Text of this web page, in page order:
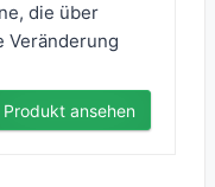
die über
Veränderung
Produkt ansehen